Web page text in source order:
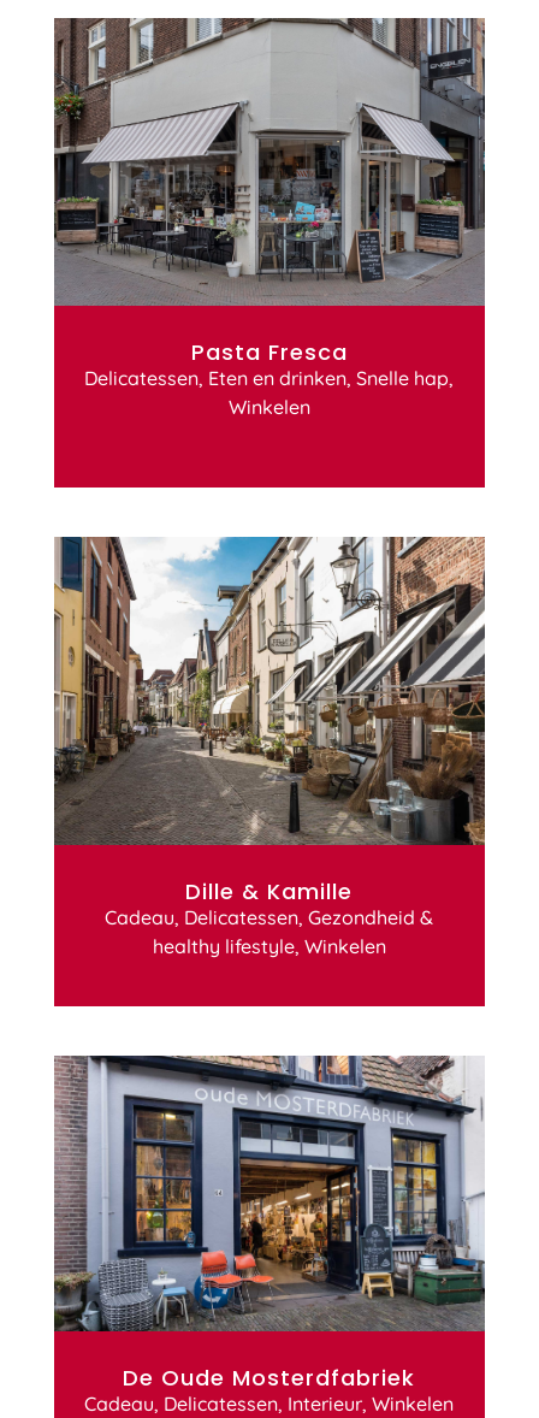
Pasta Fresca
Delicatessen, Eten en drinken,Snelle hap,
Winkelen
Dille & Kamille
Cadeau, Delicatessen,Gezondheid &
healthy lifestyle, Winkelen
De Oude Mosterdfabriek
Cadeau, Delicatessen, Interieur,Winkelen